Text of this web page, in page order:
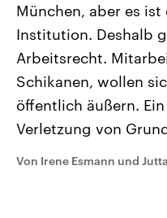
Landtagswahl Sachsen-
2026
Alle Informationen
Sachsen-Anhalt wählt am
September 2026 einen
Landtag. Seit 2021 wird das
Bundesland von einer
Umfragen, Prognosen,
und Hintergründe zu den
und Kandidaten der
Sendungen
München, aber es
Institution. Deshalb
Arbeitsrecht.
Schikanen, wollen
öffentlich äußern.
Verletzung von
Von Irene Esmann und